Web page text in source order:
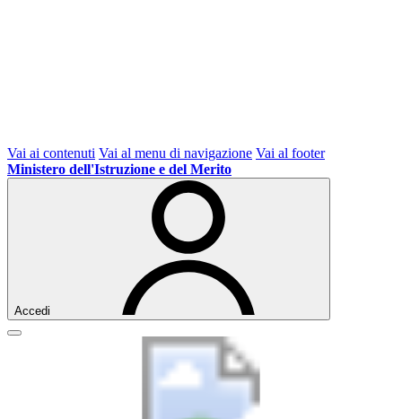
Vai ai contenuti Vai al menu di navigazione Vai al footer
Ministero dell'Istruzione e del Merito
Accedi